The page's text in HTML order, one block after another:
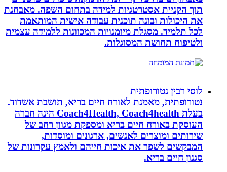
תוך הקניית אסטרטגיות למידה בתחום השפה. מאבחנת
את היכולות ובונה תוכנית עבודה אישית המותאמת
לכל תלמיד. מסגלת מיומנויות המכוונות ללמידה עצמית
ולטיפוח תחושת המסוגלות.
לוסי רבין נטורופתית
נטורופתית, מאמנת לאורח חיים בריא, תושבת אשדוד.
בעלת Coach4Health, Coach4health הינה חברה
העוסקת באורח חיים בריא ומספקת מגוון רחב של
שירותים ומוצרים לאנשים, ארגונים ומוסדות,
המבקשים לשפר את איכות חייהם ולאמץ עקרונות של
סגנון חיים בריא.